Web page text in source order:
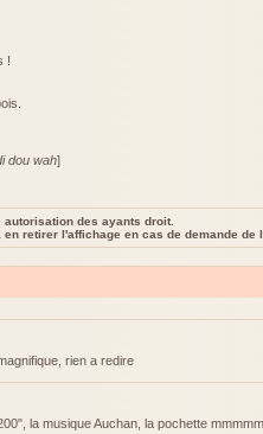
!
dou wah]
des ayants droit.
en retirer l'affichage en cas de demande de
rien a redire
la musique Auchan, la pochette